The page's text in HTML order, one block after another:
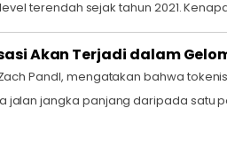
terendah sejak tahun 2021.
Akan Terjadi dalam
Pandl, mengatakan bahwa
jalan jangka panjang daripada satu